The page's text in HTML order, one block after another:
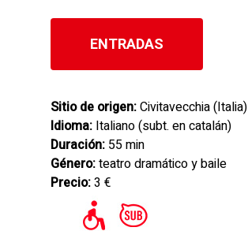
ENTRADAS
Sitio de origen:Civitavecchia (Italia)
Idioma: Italiano (subt. en catalán)
Duración: 55 min
Género:teatro dramático y baile
Precio:3 €